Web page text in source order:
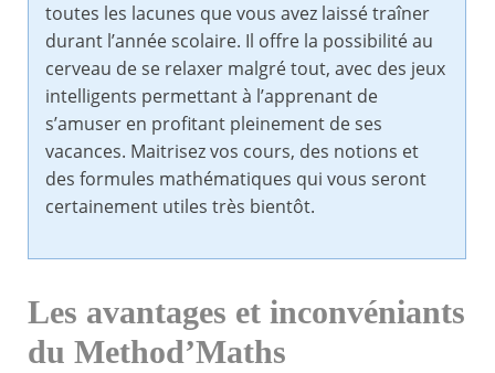
toutes les lacunes que vous avez laissé traîner
durant l’année scolaire. Il offre la possibilité au
cerveau de se relaxer malgré tout, avec des jeux
intelligents permettant à l’apprenant de
s’amuser en profitant pleinement de ses
vacances. Maitrisez vos cours, des notions et
des formules mathématiques qui vous seront
certainement utiles très bientôt.
Les avantages et inconvéniants
du Method’Maths